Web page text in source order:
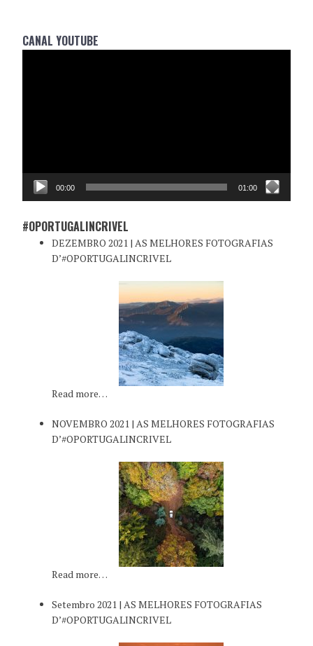
CANAL YOUTUBE
00:00 01:00
#OPORTUGALINCRIVEL
DEZEMBRO 2021 | AS MELHORES FOTOGRAFIAS
D’#OPORTUGALINCRIVEL
Read more…
NOVEMBRO 2021 | AS MELHORES FOTOGRAFIAS
D’#OPORTUGALINCRIVEL
Read more…
Setembro 2021 | AS MELHORES FOTOGRAFIAS
D’#OPORTUGALINCRIVEL